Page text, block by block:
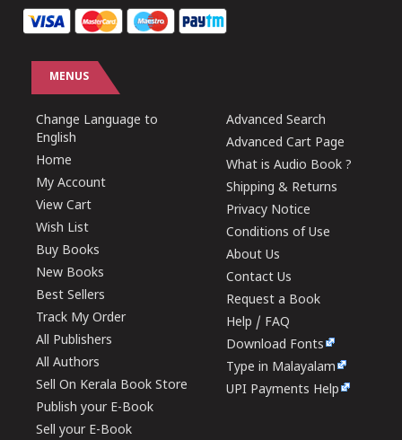
MENUS
Change Language to
English
Home
My Account
View Cart
Wish List
Buy Books
New Books
Best Sellers
Track My Order
All Publishers
All Authors
Sell On Kerala Book Store
Publish your E-Book
Sell your E-Book
Advanced Search
Advanced Cart Page
What is Audio Book ?
Shipping & Returns
Privacy Notice
Conditions of Use
About Us
Contact Us
Request a Book
Help / FAQ
Download Fonts
Type in Malayalam
UPI Payments Help